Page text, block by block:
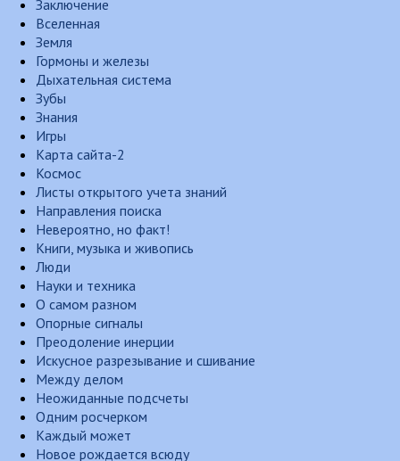
Заключение
Вселенная
Земля
Гормоны и железы
Дыхательная система
Зубы
Знания
Игры
Карта сайта-2
Космос
Листы открытого учета знаний
Направления поиска
Невероятно, но факт!
Книги, музыка и живопись
Люди
Науки и техника
О самом разном
Опорные сигналы
Преодоление инерции
Искусное разрезывание и сшивание
Между делом
Неожиданные подсчеты
Одним росчерком
Каждый может
Новое рождается всюду